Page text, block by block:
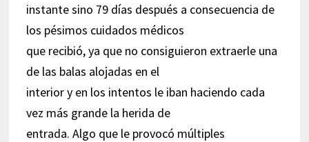
instante sino 79 días después a consecuencia de
los pésimos cuidados médicos
que recibió, ya que no consiguieron extraerle una
de las balas alojadas en el
interior y en los intentos le iban haciendo cada
vez más grande la herida de
entrada. Algo que le provocó múltiples